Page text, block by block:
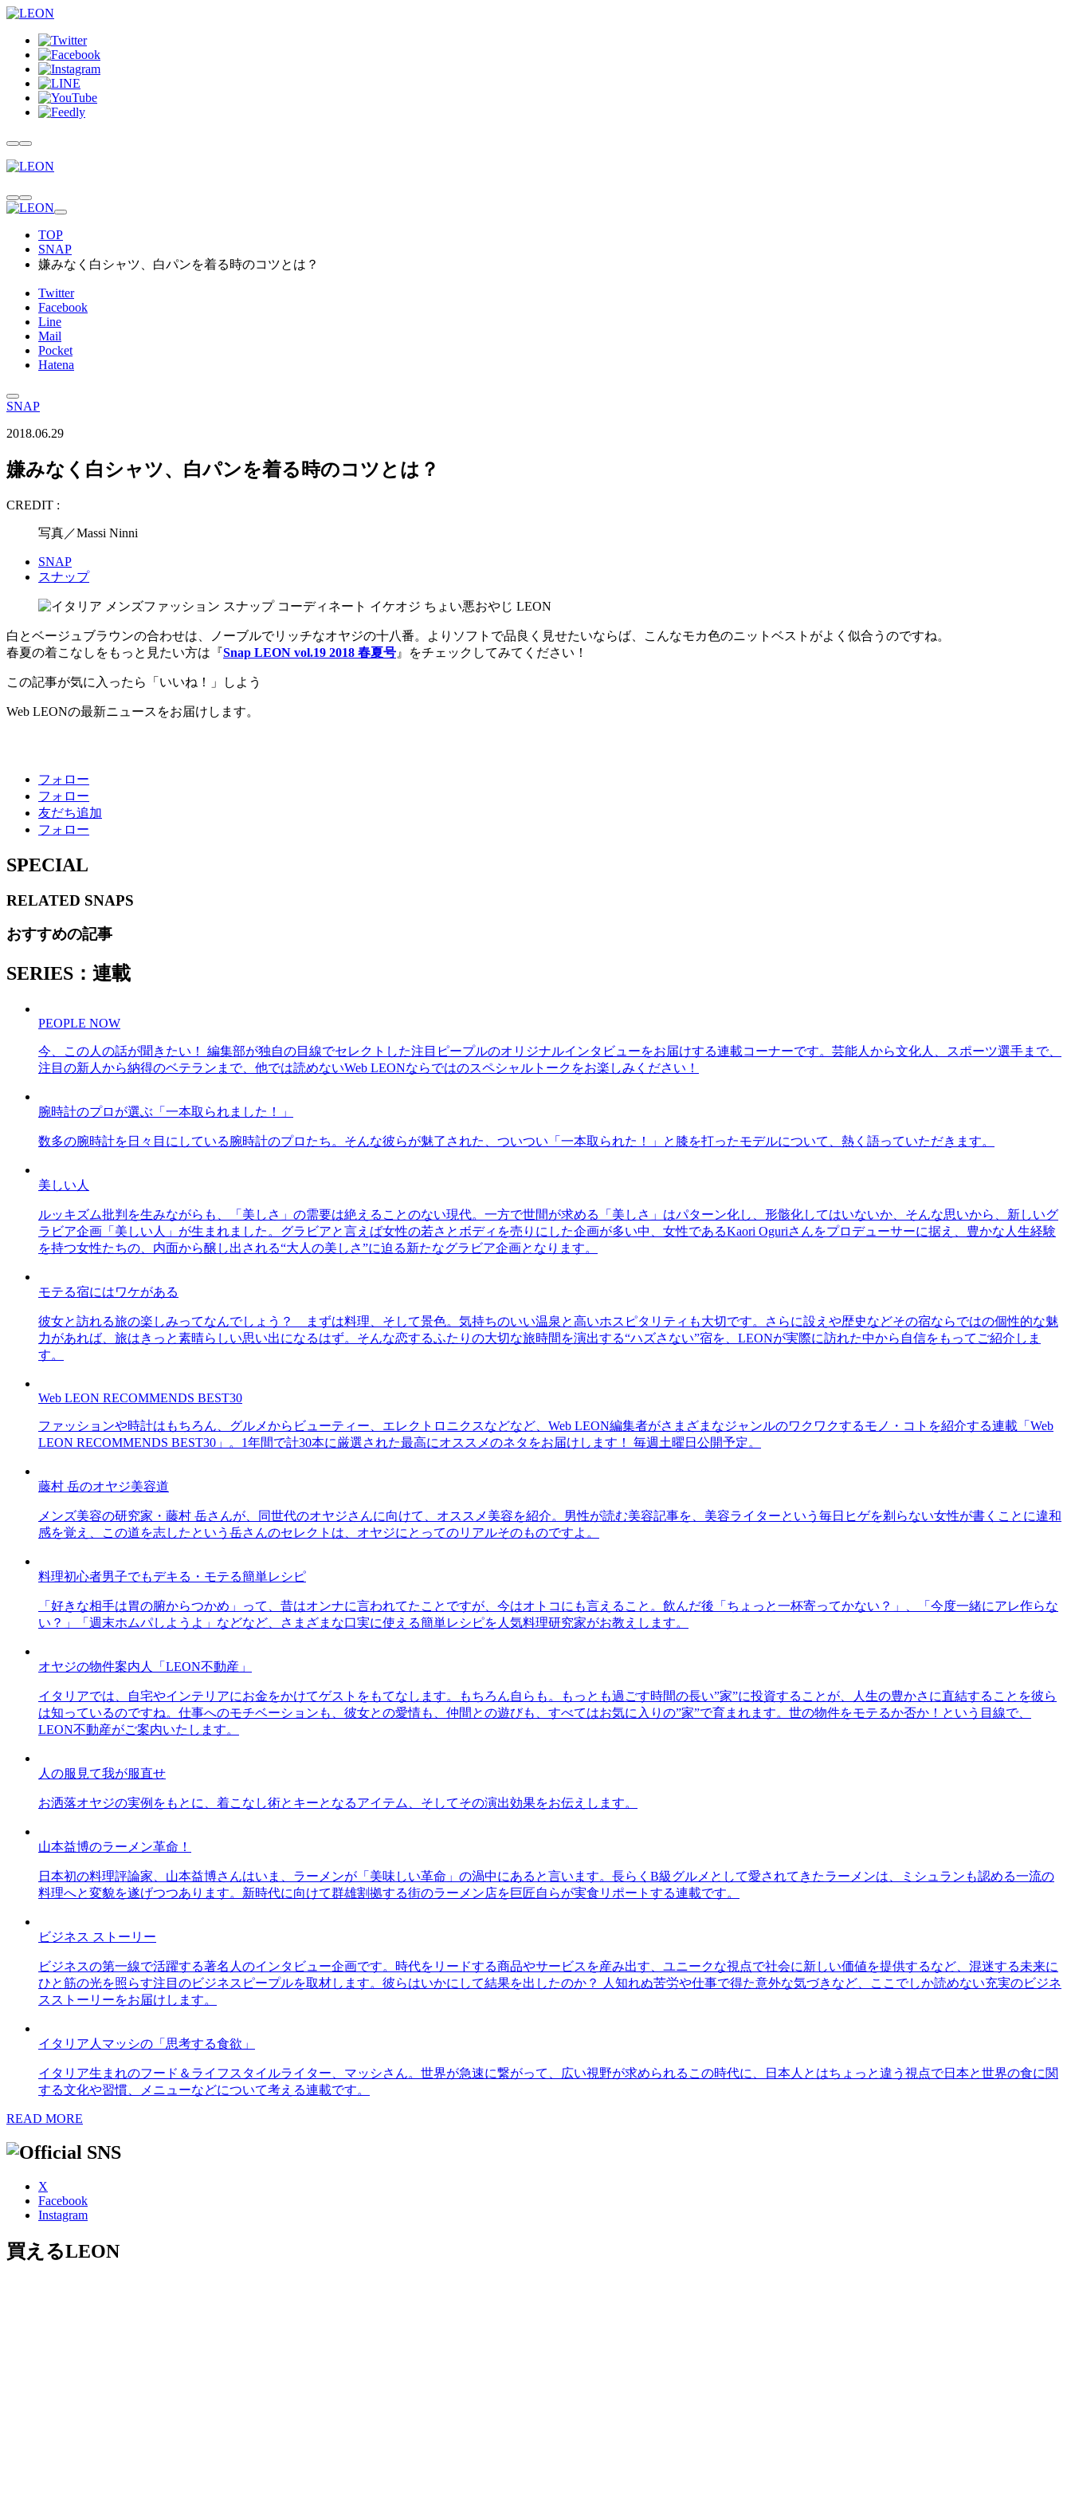
TOP
SNAP
嫌みなく白シャツ、白パンを着る時のコツとは？
Twitter
Facebook
Line
Mail
Pocket
Hatena
SNAP
2018.06.29
嫌みなく白シャツ、白パンを着る時のコツとは？
CREDIT :
写真／Massi Ninni
SNAP
スナップ
白とベージュブラウンの合わせは、ノーブルでリッチなオヤジの十八番。よりソフトで品良く見せたいならば、こんなモカ色のニットベストがよく似合うのですね。
春夏の着こなしをもっと見たい方は『Snap LEON vol.19 2018 春夏号 』をチェックしてみてください！
この記事が気に入ったら「いいね！」しよう
Web LEONの最新ニュースをお届けします。
フォロー
フォロー
友だち追加
フォロー
SPECIAL
RELATED SNAPS
おすすめの記事
SERIES：連載
PEOPLE NOW
今、この人の話が聞きたい！ 編集部が独自の目線でセレクトした注目ピープルのオリジナルインタビューをお届けする連載コーナーです。芸能人から文化人、スポーツ選手まで、
注目の新人から納得のベテランまで、他では読めないWeb LEONならではのスペシャルトークをお楽しみください！
腕時計のプロが選ぶ「一本取られました！」
数多の腕時計を日々目にしている腕時計のプロたち。そんな彼らが魅了された、ついつい「一本取られた！」と膝を打ったモデルについて、熱く語っていただきます。
美しい人
ルッキズム批判を生みながらも、「美しさ」の需要は絶えることのない現代。一方で世間が求める「美しさ」はパターン化し、形骸化してはいないか、そんな思いから、新しいグ
ラビア企画「美しい人」が生まれました。グラビアと言えば女性の若さとボディを売りにした企画が多い中、女性であるKaori Oguriさんをプロデューサーに据え、豊かな人生経験
を持つ女性たちの、内面から醸し出される“大人の美しさ”に迫る新たなグラビア企画となります。
モテる宿にはワケがある
彼女と訪れる旅の楽しみってなんでしょう？ まずは料理、そして景色。気持ちのいい温泉と高いホスピタリティも大切です。さらに設えや歴史などその宿ならではの個性的な魅
力があれば、旅はきっと素晴らしい思い出になるはず。そんな恋するふたりの大切な旅時間を演出する“ハズさない”宿を、LEONが実際に訪れた中から自信をもってご紹介しま
す。
Web LEON RECOMMENDS BEST30
ファッションや時計はもちろん、グルメからビューティー、エレクトロニクスなどなど、Web LEON編集者がさまざまなジャンルのワクワクするモノ・コトを紹介する連載「Web
LEON RECOMMENDS BEST30」。1年間で計30本に厳選された最高にオススメのネタをお届けします！ 毎週土曜日公開予定。
藤村 岳のオヤジ美容道
メンズ美容の研究家・藤村 岳さんが、同世代のオヤジさんに向けて、オススメ美容を紹介。男性が読む美容記事を、美容ライターという毎日ヒゲを剃らない女性が書くことに違和
感を覚え、この道を志したという岳さんのセレクトは、オヤジにとってのリアルそのものですよ。
料理初心者男子でもデキる・モテる簡単レシピ
「好きな相手は胃の腑からつかめ」って、昔はオンナに言われてたことですが、今はオトコにも言えること。飲んだ後「ちょっと一杯寄ってかない？」、「今度一緒にアレ作らな
い？」「週末ホムパしようよ」などなど、さまざまな口実に使える簡単レシピを人気料理研究家がお教えします。
オヤジの物件案内人「LEON不動産」
イタリアでは、自宅やインテリアにお金をかけてゲストをもてなします。もちろん自らも。もっとも過ごす時間の長い”家”に投資することが、人生の豊かさに直結することを彼ら
は知っているのですね。仕事へのモチベーションも、彼女との愛情も、仲間との遊びも、すべてはお気に入りの”家”で育まれます。世の物件をモテるか否か！という目線で、
LEON不動産がご案内いたします。
人の服見て我が服直せ
お洒落オヤジの実例をもとに、着こなし術とキーとなるアイテム、そしてその演出効果をお伝えします。
山本益博のラーメン革命！
日本初の料理評論家、山本益博さんはいま、ラーメンが「美味しい革命」の渦中にあると言います。長らくB級グルメとして愛されてきたラーメンは、ミシュランも認める一流の
料理へと変貌を遂げつつあります。新時代に向けて群雄割拠する街のラーメン店を巨匠自らが実食リポートする連載です。
ビジネス ストーリー
ビジネスの第一線で活躍する著名人のインタビュー企画です。時代をリードする商品やサービスを産み出す、ユニークな視点で社会に新しい価値を提供するなど、混迷する未来に
ひと筋の光を照らす注目のビジネスピープルを取材します。彼らはいかにして結果を出したのか？ 人知れぬ苦労や仕事で得た意外な気づきなど、ここでしか読めない充実のビジネ
スストーリーをお届けします。
イタリア人マッシの「思考する食欲」
イタリア生まれのフード＆ライフスタイルライター、マッシさん。世界が急速に繋がって、広い視野が求められるこの時代に、日本人とはちょっと違う視点で日本と世界の食に関
する文化や習慣、メニューなどについて考える連載です。
READ MORE
X
Facebook
Instagram
買えるLEON